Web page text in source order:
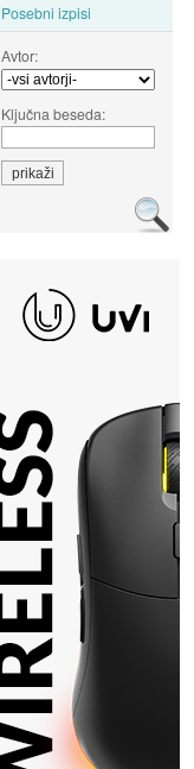
Posebni izpisi
Avtor:
Ključna beseda: